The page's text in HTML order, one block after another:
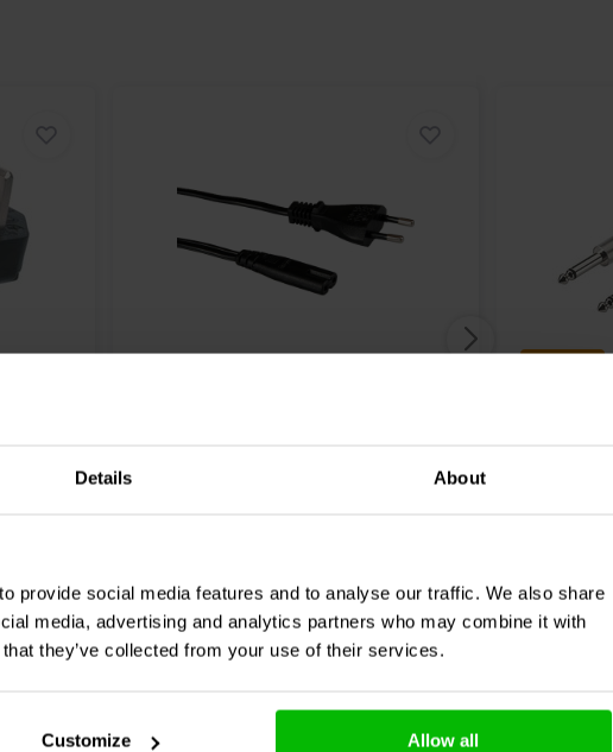
Details About
provide social media features and to analyse our traffic. We also share
media, advertising and analytics partners who may combine it with
they’ve collected from your use of their services.
Customize Allow all